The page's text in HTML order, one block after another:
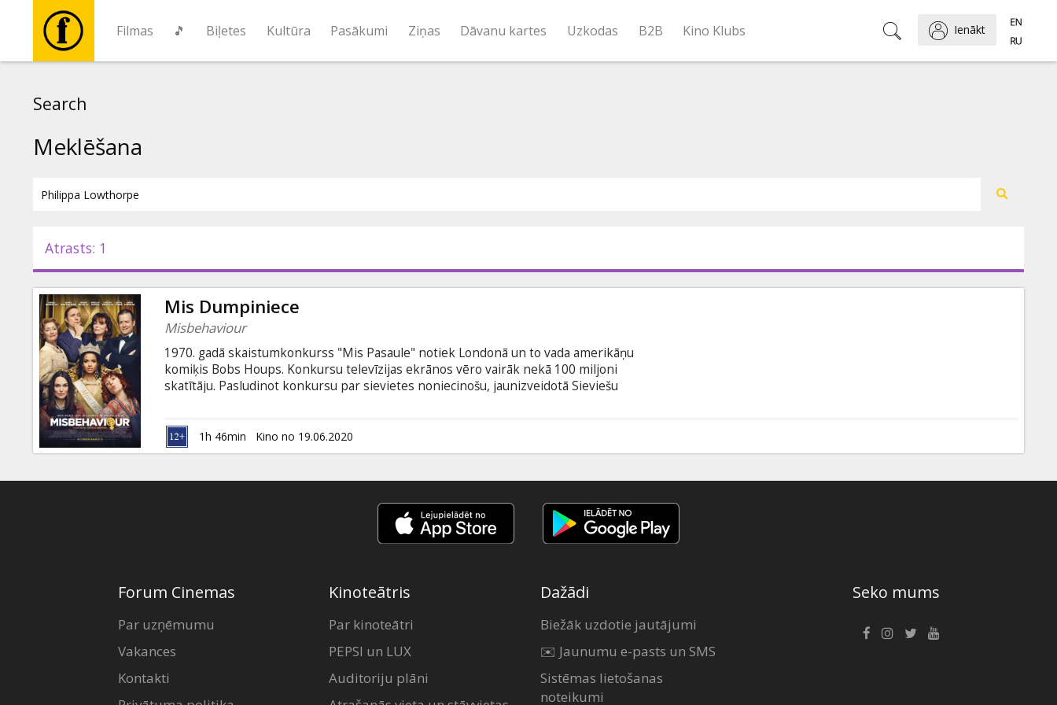
Filmas 🎵 Biļetes Kultūra Pasākumi Ziņas Dāvanu kartes Uzkodas B2B Kino Klubs Ienākt
Pasākumi
Ziņas
Dāvanu
kartes
Uzkodas
B2B
Search
Meklēšana
Atrasts: 1
Mis Dumpiniece
Misbehaviour
1970. gadā skaistumkonkurss "Mis Pasaule" notiek Londonā un to vada amerikāņu
komiķis Bobs Houps. Konkursu televīzijas ekrānos vēro vairāk nekā 100 miljoni
skatītāju. Pasludinot konkursu par sievietes noniecinošu, jaunizveidotā Sieviešu
atsākas, rezultāti satriec visus – par "Mis Pasauli" pirmo reizi tiek kronēta
melnādaina sieviete. Patriarhāts ir gāzts, un Rietumu pasaules skaistuma ideāli –
apgriezti kājām gaisā. Filma angļu valodā ar subtitriem latviešu un krievu valodā.
1h 46min Kino no 19.06.2020
Forum Cinemas
Par uzņēmumu
Vakances
Kontakti
Kinoteātris
Par kinoteātri
PEPSI un LUX
Auditoriju plāni
Dažādi
Biežāk uzdotie jautājumi
✉️ Jaunumu e-pasts un SMS
Sistēmas lietošanas
noteikumi
Seko mums